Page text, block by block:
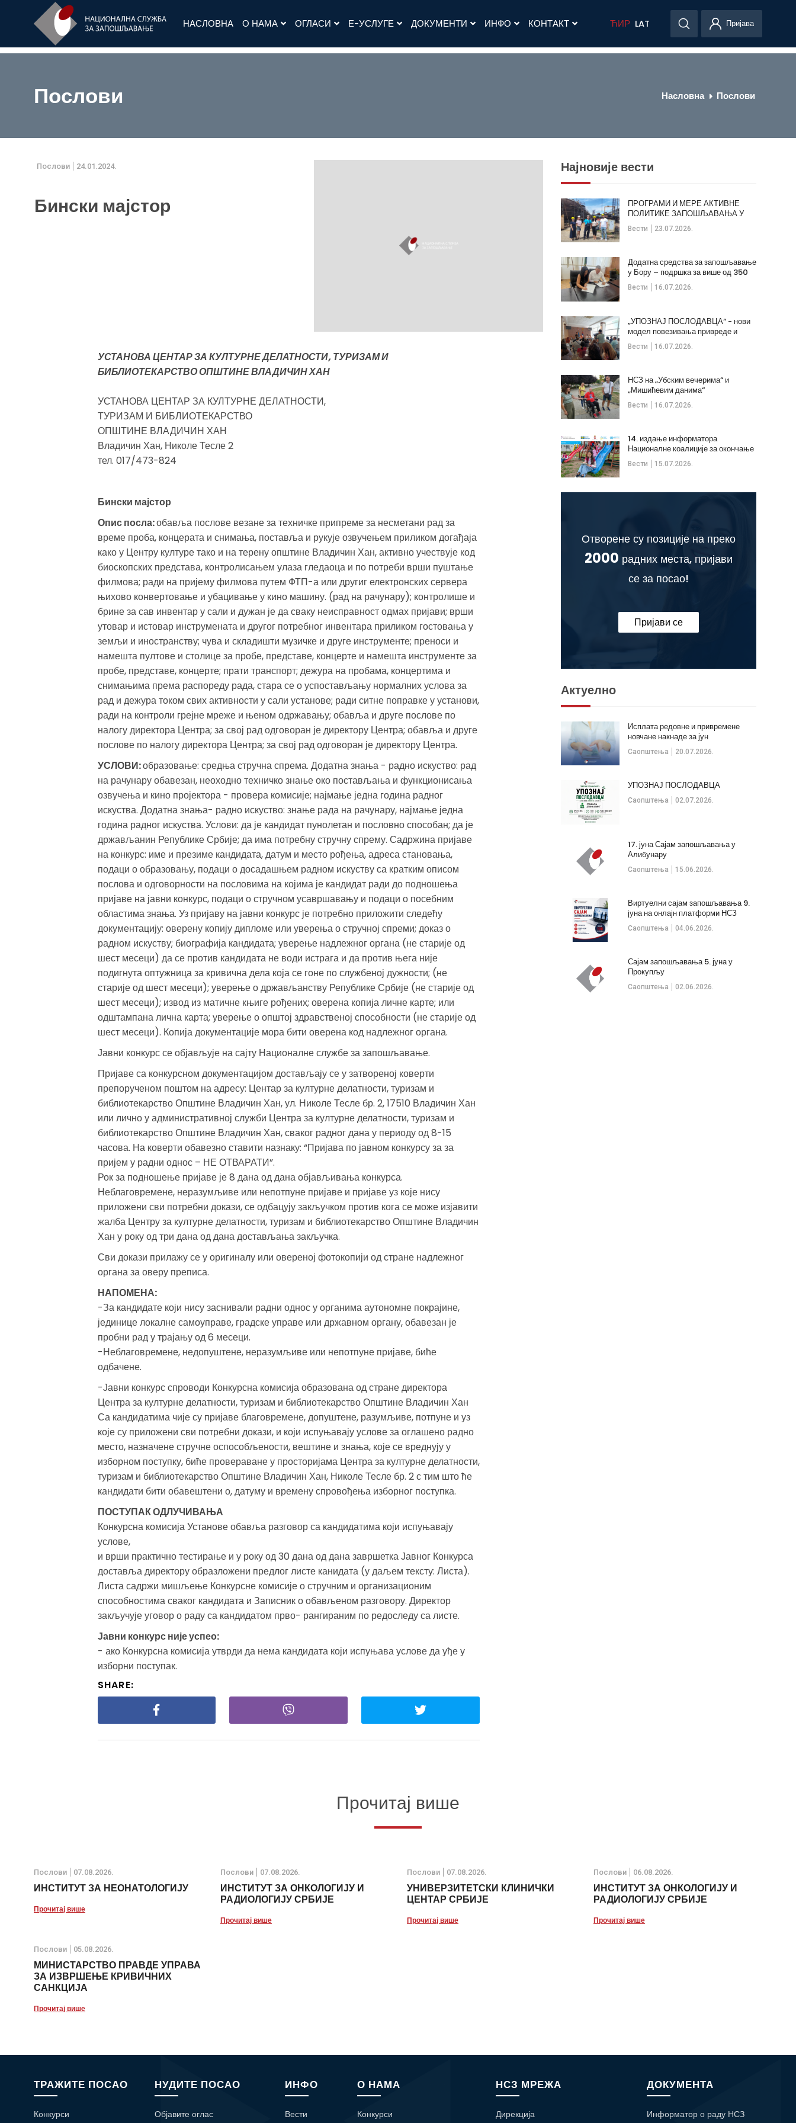
НАСЛОВНА О НАМА ОГЛАСИ Е-УСЛУГЕ ДОКУМЕНТИ ИНФО КОНТАКТ ЋИР LAT Пријава
Послови Насловна Послови
Послови 24.01.2024.
Бински мајстор
УСТАНОВА ЦЕНТАР ЗА КУЛТУРНЕ ДЕЛАТНОСТИ, ТУРИЗАМ И
БИБЛИОТЕКАРСТВО ОПШТИНЕ ВЛАДИЧИН ХАН
УСТАНОВА ЦЕНТАР ЗА КУЛТУРНЕ ДЕЛАТНОСТИ,
ТУРИЗАМ И БИБЛИОТЕКАРСТВО
ОПШТИНЕ ВЛАДИЧИН ХАН
Владичин Хан, Николе Тесле 2
тел. 017/473-824
Бински мајстор
Опис посла:обавља послове везане за техничке припреме за несметани рад за
време проба, концерата и снимања, поставља и рукује озвучењем приликом догађаја
како у Центру културе тако и на терену општине Владичин Хан, активно учествује код
биоскопских представа, контролисањем улаза гледаоца и по потреби врши пуштање
филмова; ради на пријему филмова путем ФТП-а или другиг електронских сервера
њихово конвертовање и убацивање у кино машину. (рад на рачунару); контролише и
брине за сав инвентар у сали и дужан је да сваку неисправност одмах пријави; врши
утовар и истовар инструмената и другог потребног инвентара приликом гостовања у
земљи и иностранству; чува и складишти музичке и друге инструменте; преноси и
намешта пултове и столице за пробе, представе, концерте и намешта инструменте за
пробе, представе, концерте; прати транспорт; дежура на пробама, концертима и
снимањима према распореду рада, стара се о успостављању нормалних услова за
рад и дежура током свих активности у сали установе; ради ситне поправке у установи,
ради на контроли грејне мреже и њеном одржавању; обавља и друге послове по
налогу директора Центра; за свој рад одговоран је директору Центра; обавља и друге
послове по налогу директора Центра; за свој рад одговоран је директору Центра.
УСЛОВИ:образовање: средња стручна спрема. Додатна знања - радно искуство: рад
на рачунару обавезан, неоходно техничко знање око постављања и функционисања
озвучења и кино пројектора - провера комисије; најмање једна година радног
искуства. Додатна знања- радно искуство: знање рада на рачунару, најмање једна
година радног искуства. Услови: да је кандидат пунолетан и пословно способан; да је
држављанин Републике Србије; да има потребну стручну спрему. Садржина пријаве
на конкурс: име и презиме кандидата, датум и место рођења, адреса становања,
подаци о образовању, подаци о досадашњем радном искуству са кратким описом
послова и одговорности на пословима на којима је кандидат ради до подношења
пријаве на јавни конкурс, подаци о стручном усавршавању и подаци о посебним
областима знања. Уз пријаву на јавни конкурс је потребно приложити следећу
документацију: оверену копију дипломе или уверења о стручној спреми; доказ о
радном искуству; биографија кандидата; уверење надлежног органа (не старије од
шест месеци) да се против кандидата не води истрага и да против њега није
подигнута оптужница за кривична дела која се гоне по службеној дужности; (не
старије од шест месеци); уверење о држављанству Републике Србије (не старије од
шест месеци); извод из матичне књиге рођених; оверена копија личне карте; или
одштампана лична карта; уверење о општој здравственој способности (не старије од
шест месеци). Копија документације мора бити оверена код надлежног органа.
Јавни конкурс се објављује на сајту Националне службе за запошљавање.
Пријаве са конкурсном документацијом достављају се у затвореној коверти
препорученом поштом на адресу: Центар за културне делатности, туризам и
библиотекарство Општине Владичин Хан, ул. Николе Тесле бр. 2, 17510 Владичин Хан
или лично у административној служби Центра за културне делатности, туризам и
библиотекарство Општине Владичин Хан, сваког радног дана у периоду од 8-15
часова. На коверти обавезно ставити назнаку: “Пријава по јавном конкурсу за за
пријем у радни однос – НЕ ОТВАРАТИ”.
Рок за подношење пријаве је 8 дана од дана објављивања конкурса.
Неблаговремене, неразумљиве или непотпуне пријаве и пријаве уз које нису
приложени сви потребни докази, се одбацују закључком против кога се може изјавити
жалба Центру за културне делатности, туризам и библиотекарство Општине Владичин
Хан у року од три дана од дана достављања закључка.
Сви докази прилажу се у оригиналу или овереној фотокопији од стране надлежног
органа за оверу преписа.
НАПОМЕНА:
-За кандидате који нису заснивали радни однос у органима аутономне покрајине,
јединице локалне самоуправе, градске управе или државном органу, обавезан је
пробни рад у трајању од 6 месеци.
-Неблаговремене, недопуштене, неразумљиве или непотпуне пријаве, биће
одбачене.
-Јавни конкурс спроводи Конкурсна комисија образована од стране директора
Центра за културне делатности, туризам и библиотекарство Општине Владичин Хан
Са кандидатима чије су пријаве благовремене, допуштене, разумљиве, потпуне и уз
које су приложени сви потребни докази, и који испуњавају услове за оглашено радно
место, назначене стручне оспособљености, вештине и знања, које се вреднују у
изборном поступку, биће провераване у просторијама Центра за културне делатности,
туризам и библиотекарство Општине Владичин Хан, Николе Тесле бр. 2 с тим што ће
кандидати бити обавештени о, датуму и времену спровођења изборног поступка.
ПОСТУПАК ОДЛУЧИВАЊА
Конкурсна комисија Установе обавља разговор са кандидатима који испуњавају
услове,
и врши практично тестирање и у року од 30 дана од дана завршетка Јавног Конкурса
доставља директору образложени предлог листе канидата (у даљем тексту: Листа).
Листа садржи мишљење Конкурсне комисије о стручним и организационим
способностима сваког кандидата и Записник о обављеном разговору. Директор
закључује уговор о раду са кандидатом прво- рангираним по редоследу са листе.
Јавни конкурс није успео:
- ако Конкурсна комисија утврди да нема кандидата који испуњава услове да уђе у
изборни поступак.
SHARE:
Најновије вести
Вести 23.07.2026.
ПРОГРАМИ И МЕРЕ АКТИВНЕ
ПОЛИТИКЕ ЗАПОШЉАВАЊА У
ОПШТИНИ КЛАДОВО
Вести 16.07.2026.
Додатна средства за запошљавање
у Бору – подршка за више од 350
незапослених
Вести 16.07.2026.
„УПОЗНАЈ ПОСЛОДАВЦА“ - нови
модел повезивања привреде и
стручних кадрова
Вести 16.07.2026.
НСЗ на „Убским вечерима“ и
„Мишићевим данима“
Вести 15.07.2026.
14. издање информатора
Националне коалиције за окончање
дечијих бракова
Отворене су позиције на преко
2000 радних места, пријави
се за посао!
Пријави се
Актуелно
Саопштења 20.07.2026.
Исплата редовне и привремене
новчане накнаде за јун
Саопштења 02.07.2026.
УПОЗНАЈ ПОСЛОДАВЦА
Саопштења 15.06.2026.
17. јуна Сајам запошљавања у
Алибунару
Саопштења 04.06.2026.
Виртуелни сајам запошљавања 9.
јуна на онлајн платформи НСЗ
Саопштења 02.06.2026.
Сајам запошљавања 5. јуна у
Прокупљу
Прочитај више
Послови 07.08.2026.
ИНСТИТУТ ЗА НЕОНАТОЛОГИЈУ
Прочитај више
Послови 07.08.2026.
ИНСТИТУТ ЗА ОНКОЛОГИЈУ И
РАДИОЛОГИЈУ СРБИЈЕ
Прочитај више
Послови 07.08.2026.
УНИВЕРЗИТЕТСКИ КЛИНИЧКИ
ЦЕНТАР СРБИЈЕ
Прочитај више
Послови 06.08.2026.
ИНСТИТУТ ЗА ОНКОЛОГИЈУ И
РАДИОЛОГИЈУ СРБИЈЕ
Прочитај више
Послови 05.08.2026.
МИНИСТАРСТВО ПРАВДЕ УПРАВА
ЗА ИЗВРШЕЊЕ КРИВИЧНИХ
САНКЦИЈА
Прочитај више
ТРАЖИТЕ ПОСАО
Конкурси
НУДИТЕ ПОСАО
Објавите оглас
ИНФО
Вести
О НАМА
Конкурси
НСЗ МРЕЖА
Дирекција
ДОКУМЕНТА
Информатор о раду НСЗ